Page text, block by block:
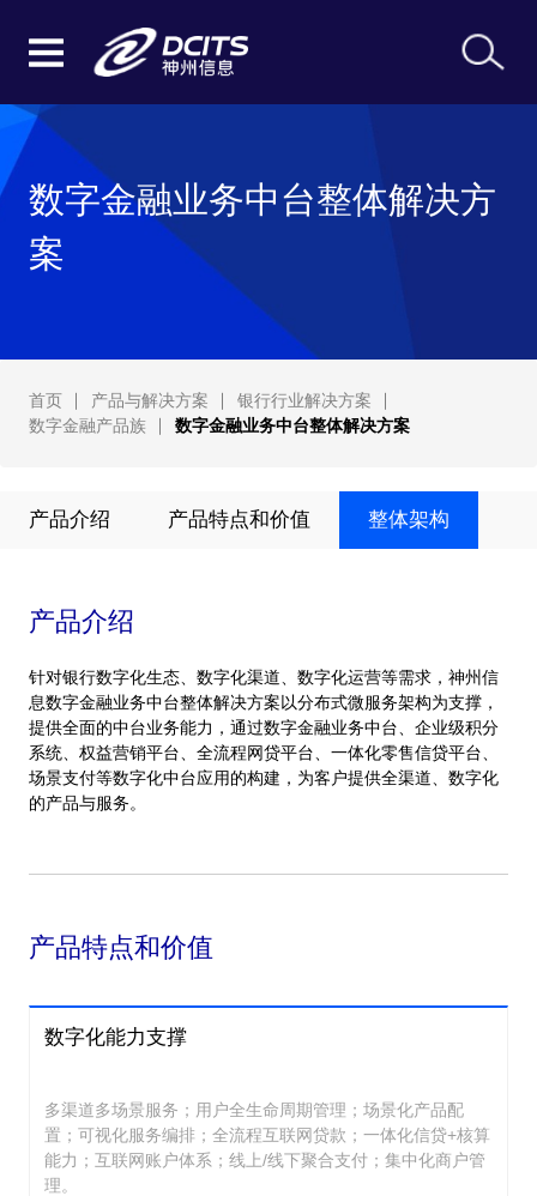
数字金融业务中台整体解决方
案
首页 产品与解决方案
银行行业解决方案
数字金融产品族
数字金融业务中台整体解决方案
产品介绍 产品特点和价值 整体架构
产品介绍
针对银行数字化生态、数字化渠道、数字化运营等需求，神州信
息数字金融业务中台整体解决方案以分布式微服务架构为支撑，
提供全面的中台业务能力，通过数字金融业务中台、企业级积分
系统、权益营销平台、全流程网贷平台、一体化零售信贷平台、
场景支付等数字化中台应用的构建，为客户提供全渠道、数字化
的产品与服务。
产品特点和价值
数字化能力支撑
多渠道多场景服务；用户全生命周期管理；场景化产品配
置；可视化服务编排；全流程互联网贷款；一体化信贷+核算
能力；互联网账户体系；线上/线下聚合支付；集中化商户管
理。